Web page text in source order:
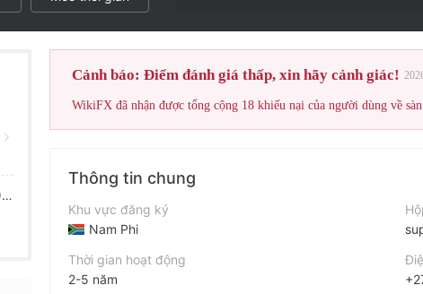
Cơ quan sở hữu giấy phép：EMAR MARKETS (PTY) LTD
Cảnh báo: Điểm đánh giá thấp, xin hãy cảnh giác!
Thông tin chung
Khu vực đăng ký
Nam Phi
Thời gian hoạt động
2-5 năm